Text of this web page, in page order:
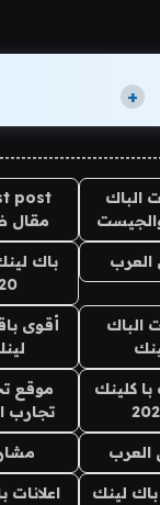
+
الباك
post
مقال
باك
الباك
أقوى
كلينك
موقع
تجارب
العرب
باك لينك اعلانات